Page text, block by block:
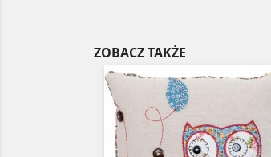
ZOBACZ TAKŻE